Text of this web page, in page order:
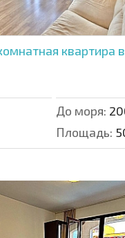
квартира
До моря:
Площадь: